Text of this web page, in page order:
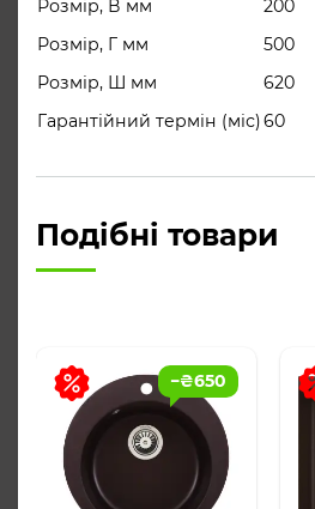
чаші; перелив
кухню;
установленні.
корзінчатий
Розмір, В мм
200
Розмір, Г мм
500
Розмір, Ш мм
620
Гарантійний термін (міс)60
Подібні товари
−₴650